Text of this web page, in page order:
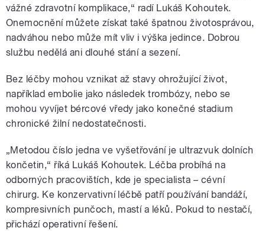
vážné zdravotní komplikace,“ radí Lukáš Kohoutek.
Onemocnění můžete získat také špatnou životosprávou,
nadváhou nebo může mít vliv i výška jedince. Dobrou
službu nedělá ani dlouhé stání a sezení.
Bez léčby mohou vznikat až stavy ohrožující život,
například embolie jako následek trombózy, nebo se
mohou vyvíjet bércové vředy jako konečné stadium
chronické žilní nedostatečnosti.
„Metodou číslo jedna ve vyšetřování je ultrazvuk dolních
končetin,“ říká Lukáš Kohoutek. Léčba probíhá na
odborných pracovištích, kde je specialista – cévní
chirurg. Ke konzervativní léčbě patří používání bandáží,
kompresivních punčoch, mastí a léků. Pokud to nestačí,
přichází operativní řešení.